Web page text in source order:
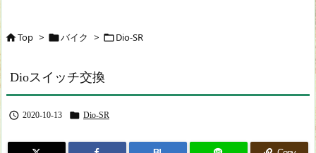
Top > バイク > Dio-SR
Dioスイッチ交換
 2020-10-13  Dio-SR